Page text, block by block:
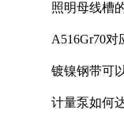
照明母线槽
A516Gr70
镀镍钢带可
计量泵如何